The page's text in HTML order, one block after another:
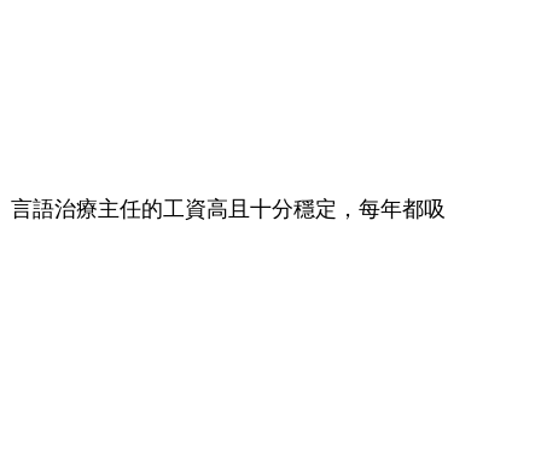
語治療主任的工資高且十分穩定，每年都吸